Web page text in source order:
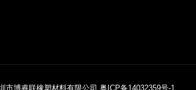
市博睿联橡塑材料有限公司. 粤ICP备14032359号-1